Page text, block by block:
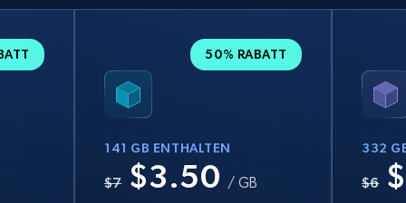
50% RABATT
141 GB ENTHALTEN
$7 $3.50 / GB
332
$6